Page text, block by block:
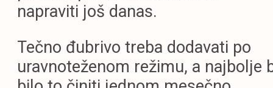
napraviti još danas.
Tečno đubrivo treba dodavati po
uravnoteženom režimu, a najbolje